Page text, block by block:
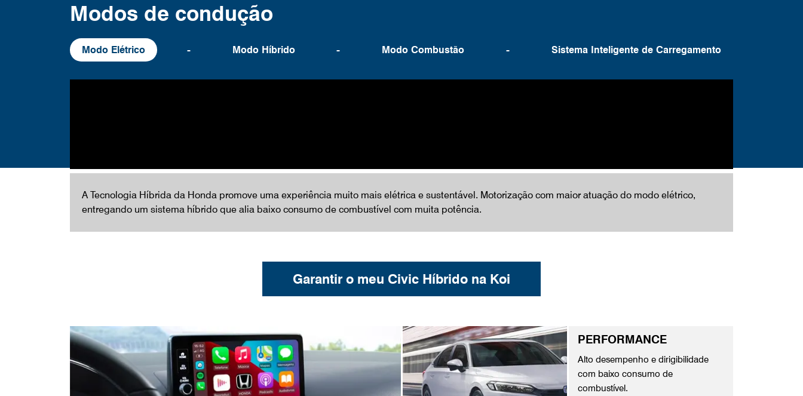
Modos de condução
Modo Elétrico - Modo Híbrido - Modo Combustão - Sistema Inteligente de Carregamento
A Tecnologia Híbrida da Honda promove uma experiência muito mais elétrica e sustentável. Motorização com maior atuação do modo elétrico,
entregando um sistema híbrido que alia baixo consumo de combustível com muita potência.
Garantir o meu Civic Híbrido na Koi
PERFORMANCE
Alto desempenho e dirigibilidade
com baixo consumo de
combustível.